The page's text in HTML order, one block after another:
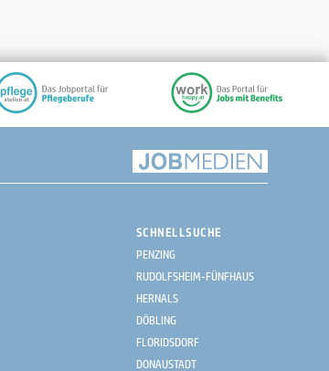
SCHNELLSUCHE
PENZING
RUDOLFSHEIM-FÜNFHAUS
HERNALS
DÖBLING
FLORIDSDORF
DONAUSTADT